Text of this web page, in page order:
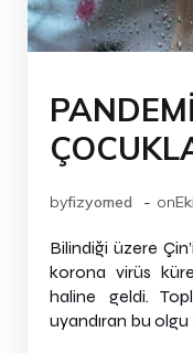
byfizyomed - on
Bilindiği üzere
korona virüs
haline geldi.
uyandıran bu